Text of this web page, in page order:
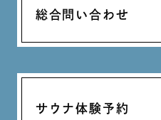
総合問い合わせ
サウナ体験予約